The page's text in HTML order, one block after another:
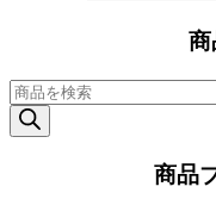
商
商
品
検
商品